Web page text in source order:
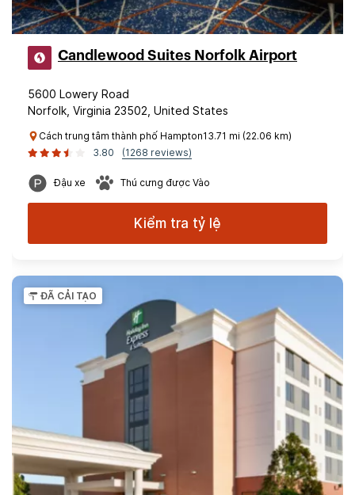
Candlewood Suites Norfolk Airport
5600 Lowery Road
Norfolk, Virginia 23502, United States
Cách trung tâm thành phố Hampton13.71 mi (22.06 km)
3.80
(1268 reviews)
Đậu xe Thú cưng được Vào
Kiểm tra tỷ lệ
ĐÃ CẢI TẠO